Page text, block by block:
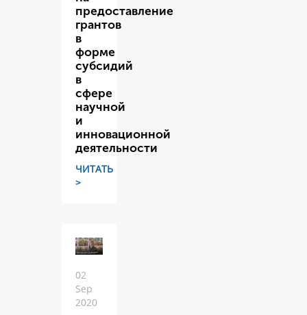
предоставление
грантов
в
форме
субсидий
в
сфере
научной
и
инновационной
деятельности
ЧИТАТЬ
>
02
Sep
2020